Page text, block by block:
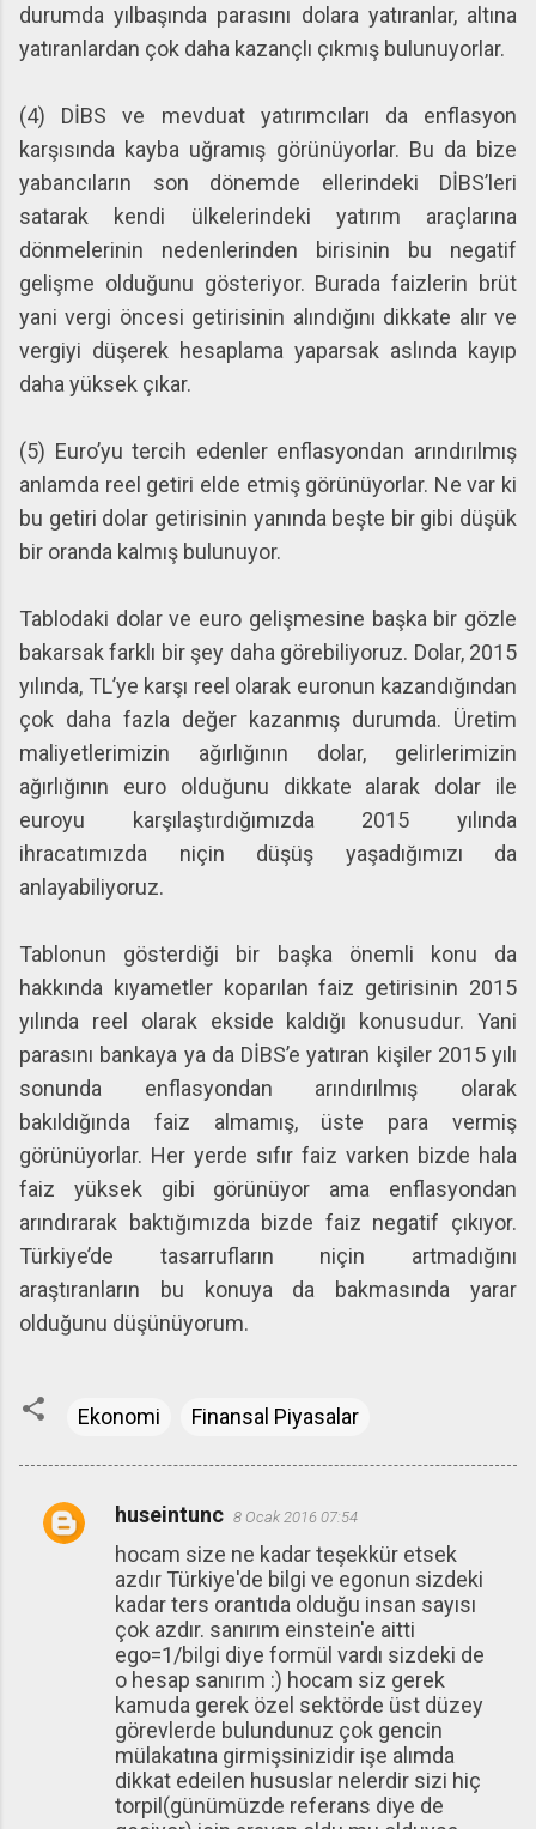
durumda yılbaşında parasını dolara yatıranlar, altına
yatıranlardan çok daha kazançlı çıkmış bulunuyorlar.
(4) DİBS ve mevduat yatırımcıları da enflasyon
karşısında kayba uğramış görünüyorlar. Bu da bize
yabancıların son dönemde ellerindeki DİBS’leri
satarak kendi ülkelerindeki yatırım araçlarına
dönmelerinin nedenlerinden birisinin bu negatif
gelişme olduğunu gösteriyor. Burada faizlerin brüt
yani vergi öncesi getirisinin alındığını dikkate alır ve
vergiyi düşerek hesaplama yaparsak aslında kayıp
daha yüksek çıkar.
(5) Euro’yu tercih edenler enflasyondan arındırılmış
anlamda reel getiri elde etmiş görünüyorlar. Ne var ki
bu getiri dolar getirisinin yanında beşte bir gibi düşük
bir oranda kalmış bulunuyor.
Tablodaki dolar ve euro gelişmesine başka bir gözle
bakarsak farklı bir şey daha görebiliyoruz. Dolar, 2015
yılında, TL’ye karşı reel olarak euronun kazandığından
çok daha fazla değer kazanmış durumda. Üretim
maliyetlerimizin ağırlığının dolar, gelirlerimizin
ağırlığının euro olduğunu dikkate alarak dolar ile
euroyu karşılaştırdığımızda 2015 yılında
ihracatımızda niçin düşüş yaşadığımızı da
anlayabiliyoruz.
Tablonun gösterdiği bir başka önemli konu da
hakkında kıyametler koparılan faiz getirisinin 2015
yılında reel olarak ekside kaldığı konusudur. Yani
parasını bankaya ya da DİBS’e yatıran kişiler 2015 yılı
sonunda enflasyondan arındırılmış olarak
bakıldığında faiz almamış, üste para vermiş
görünüyorlar. Her yerde sıfır faiz varken bizde hala
faiz yüksek gibi görünüyor ama enflasyondan
arındırarak baktığımızda bizde faiz negatif çıkıyor.
Türkiye’de tasarrufların niçin artmadığını
araştıranların bu konuya da bakmasında yarar
olduğunu düşünüyorum.
Ekonomi Finansal Piyasalar
Y
huseintunc 8 Ocak 2016 07:54
hocam size ne kadar teşekkür etsek
azdır Türkiye'de bilgi ve egonun sizdeki
kadar ters orantıda olduğu insan sayısı
çok azdır. sanırım einstein'e aitti
ego=1/bilgi diye formül vardı sizdeki de
o hesap sanırım :) hocam siz gerek
kamuda gerek özel sektörde üst düzey
görevlerde bulundunuz çok gencin
mülakatına girmişsinizidir işe alımda
dikkat edeilen hususlar nelerdir sizi hiç
torpil(günümüzde referans diye de